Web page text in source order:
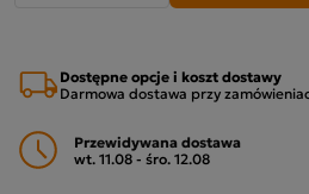
Dostępne opcje i koszt dostawy
Darmowa dostawa przy
Przewidywana dostawa
wt. 11.08 - śro. 12.08